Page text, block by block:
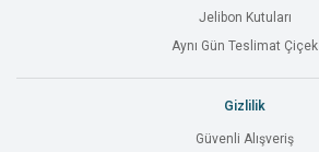
Jelibon Kutuları
Aynı Gün Teslimat Çiçek
Gizlilik
Güvenli Alışveriş